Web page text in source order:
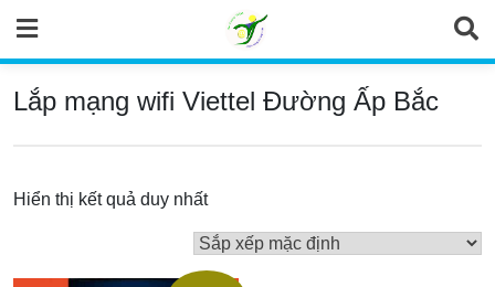
content
Lắp mạng wifi Viettel Đường Ấp Bắc
Hiển thị kết quả duy nhất